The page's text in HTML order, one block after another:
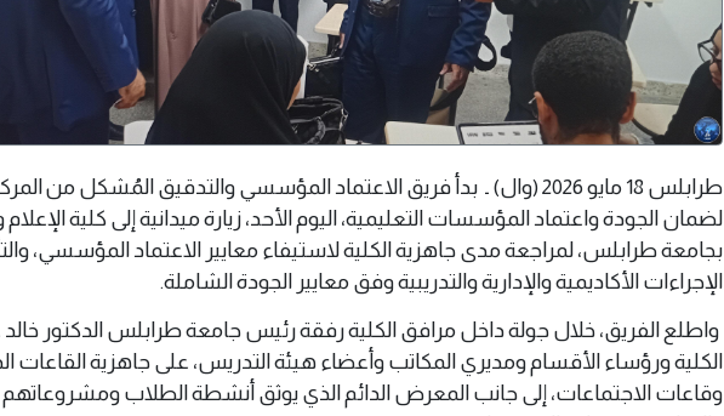
طرابلس 18 مايو 2026 (وال) ـ بدأ فريق الاعتماد المؤسسي والتدقيق المُشكل من
لضمان الجودة واعتماد المؤسسات التعليمية، اليوم الأحد، زيارة ميدانية إلى كلية الإعلام
بجامعة طرابلس، لمراجعة مدى جاهزية الكلية لاستيفاء معايير الاعتماد المؤسسي،
الإجراءات الأكاديمية والإدارية والتدريبية وفق معايير الجودة الشاملة.
واطلع الفريق، خلال جولة داخل مرافق الكلية رفقة رئيس جامعة طرابلس الدكتور
الكلية ورؤساء الأقسام ومديري المكاتب وأعضاء هيئة التدريس، على جاهزية القاعات
وقاعات الاجتماعات، إلى جانب المعرض الدائم الذي يوثق أنشطة الطلاب ومشروعاتهم